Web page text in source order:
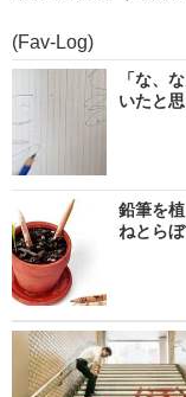
(Fav-Log)
「な、
いたと
鉛筆を
ねとらぼ